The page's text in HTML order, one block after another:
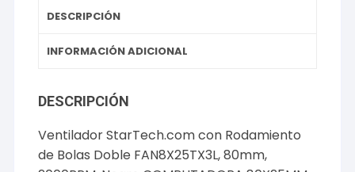
2000RPM,
COMPUTADORA
TX3.
DESCRIPCIÓN
INFORMACIÓN ADICIONAL
DESCRIPCIÓN
Ventilador StarTech.com con Rodamiento
de Bolas Doble FAN8X25TX3L, 80mm,